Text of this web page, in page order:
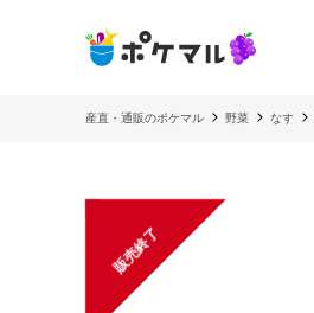
産直・通販のポケマル 野菜 なす
販売終了